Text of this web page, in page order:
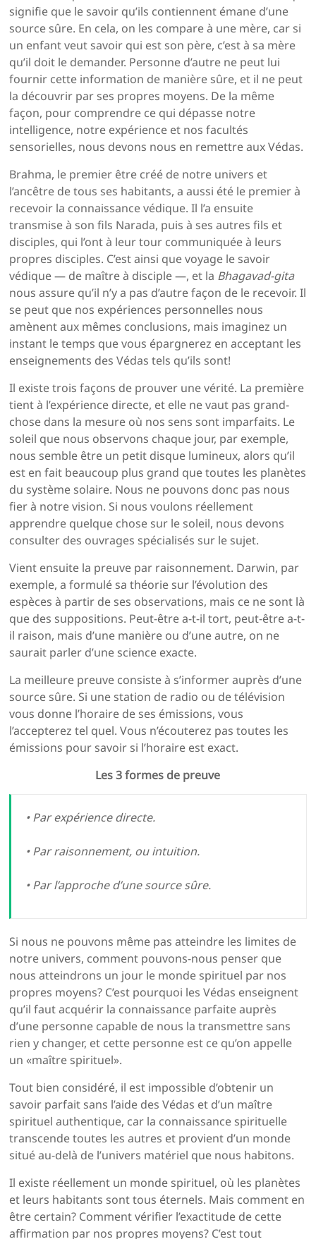
signifie que le savoir qu’ils contiennent émane d’une
source sûre. En cela, on les compare à une mère, car si
un enfant veut savoir qui est son père, c’est à sa mère
qu’il doit le deman­der. Personne d’autre ne peut lui
fournir cette information de manière sûre, et il ne peut
la découvrir par ses propres moyens. De la même
façon, pour comprendre ce qui dépasse notre
intelligence, notre expérience et nos facul­tés
sensorielles, nous devons nous en remettre aux Védas.
Brahma, le premier être créé de notre univers et
l’ancêtre de tous ses habitants, a aussi été le premier à
recevoir la connaissance védique. Il l’a ensuite
transmise à son fils Narada, puis à ses autres fils et
disciples, qui l’ont à leur tour communiquée à leurs
propres disciples. C’est ainsi que voyage le savoir
védique — de maître à disciple —, et la Bhagavad-gita
nous assure qu’il n’y a pas d’autre façon de le recevoir. Il
se peut que nos expériences personnelles nous
amènent aux mêmes conclusions, mais imaginez un
instant le temps que vous épargnerez en acceptant les
enseignements des Védas tels qu’ils sont!
Il existe trois façons de prouver une vérité. La première
tient à l’expérience directe, et elle ne vaut pas grand-
chose dans la mesure où nos sens sont imparfaits. Le
soleil que nous observons chaque jour, par exemple,
nous semble être un petit disque lumineux, alors qu’il
est en fait beau­coup plus grand que toutes les planètes
du système solaire. Nous ne pouvons donc pas nous
fier à notre vision. Si nous voulons réellement
apprendre quelque chose sur le soleil, nous devons
consulter des ouvrages spécialisés sur le sujet.
Vient ensuite la preuve par raisonnement. Darwin, par
exemple, a formulé sa théorie sur l’évolution des
espèces à partir de ses observations, mais ce ne sont là
que des sup­positions. Peut-être a-t-il tort, peut-être a-t-
il raison, mais d’une manière ou d’une autre, on ne
saurait parler d’une science exacte.
La meilleure preuve consiste à s’informer auprès d’une
source sûre. Si une station de radio ou de télévision
vous donne l’horaire de ses émissions, vous
l’accepterez tel quel. Vous n’écouterez pas toutes les
émissions pour savoir si l’horaire est exact.
Les 3 formes de preuve
• Par expérience directe.
• Par raisonnement, ou intuition.
• Par l’approche d’une source sûre.
Si nous ne pouvons même pas atteindre les limites de
notre univers, comment pouvons-nous penser que
nous attein­drons un jour le monde spirituel par nos
propres moyens? C’est pourquoi les Védas enseignent
qu’il faut acquérir la connaissance parfaite auprès
d’une personne capable de nous la transmettre sans
rien y changer, et cette per­sonne est ce qu’on appelle
un «maître spirituel».
Tout bien considéré, il est impossible d’obtenir un
savoir parfait sans l’aide des Védas et d’un maître
spirituel authentique, car la connaissance spirituelle
transcende toutes les autres et provient d’un monde
situé au-delà de l’univers matériel que nous habitons.
Il existe réellement un monde spirituel, où les planètes
et leurs habitants sont tous éternels. Mais comment en
être certain? Comment vérifier l’exactitude de cette
affir­mation par nos propres moyens? C’est tout